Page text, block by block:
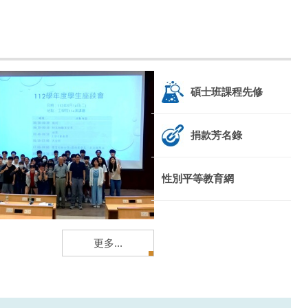
更多...
碩士班課程先修
捐款芳名錄
性別平等教育網